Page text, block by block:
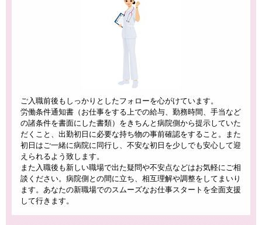
ご入職前後もしっかりとしたフォローを心がけています。
労働条件通知書（お仕事をする上での給与、勤務時間、手当など
の諸条件を書面にした書類）をきちんと病院側から提示していた
だくこと、出勤初日に必要な持ち物の事前確認をすること。また
初日はご一緒に病院に同行し、不安な初日を少しでも安心して迎
えられるよう致します。
また入職後も新しい職場で出た疑問や不安点などはお気軽にご相
談ください。病院側との間に立ち、相互理解や調整をしてまいり
ます。あなたの新職場でのスムーズなお仕事スタートを全面支援
して行きます。